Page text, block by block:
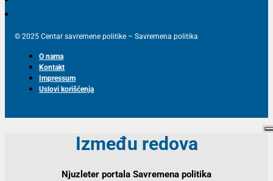
© 2025 Centar savremene politike – Savremena politika
O nama
Kontakt
Impressum
Uslovi korišćenja
Između redova
Njuzleter portala Savremena politika